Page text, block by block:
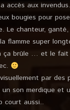
accès aux invendus.
bougies pour
Le chanteur,
flamme super
ça brûle … et le fait
par des
un son merdique et
court aussi..